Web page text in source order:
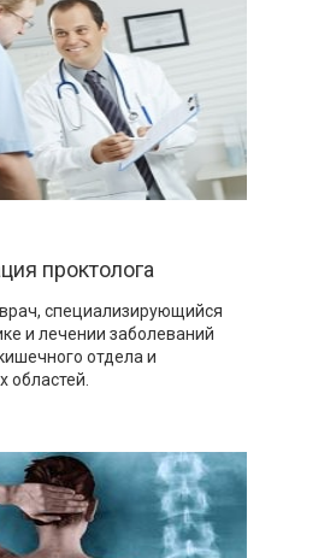
проктолога
специализирующийся
и лечении заболеваний
отдела и
областей.